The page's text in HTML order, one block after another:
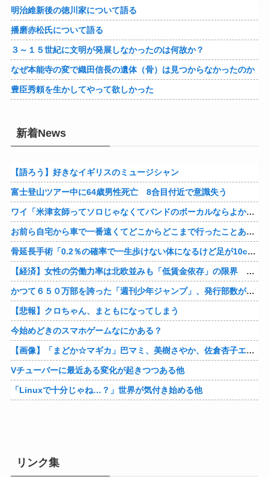
明治維新後の徳川家について語る
播磨赤松氏について語る
３～１５世紀に文明が発展しなかったのは何故か？
なぜ本能寺の変で織田信長の遺体（骨）は見つからなかったのか
豊臣秀頼を生かしてやって欲しかった
新着News
【語ろう】好きなイギリスのミュージシャン
富士登山ツアー中に64歳男性死亡 8合目付近で意識失う
ワイ「米津玄師ってソロじゃなくてバンドのボーカルならよかったよね」
お前ら自宅から車で一番遠くてどこからどこまで行ったことある？
骨延長手術「0.2％の確率で一生歩けない体になるけど足が10cm伸びます」←コスパ良すぎるだろ
【経済】女性の労働力率は北欧並みも「低賃金依存」の限界 団塊世代の完全引退で、企業が迫られる“最後の選択”
かつて６５０万部を誇った「週刊少年ジャンプ」、発行部数が初の100万部割れ
【悲報】クロちゃん、まともになってしまう
今始めどきのスマホゲームなにかある？
【画像】「まどか☆マギカ」巴マミ、美樹さやか、佐倉杏子エロすぎ放課後えんこーハメ撮りどぴゅどぴゅエチエチが最高すぎる❣
Vチューバーに最近ある変化が起きつつある他
「Linuxで十分じゃね…？」世界が気付き始める他
リンク集